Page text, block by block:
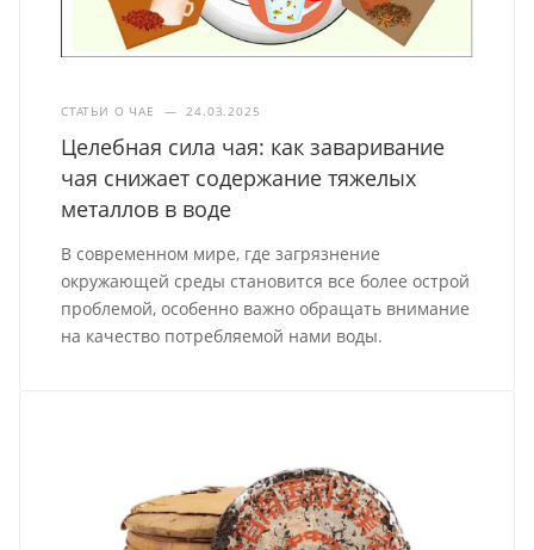
СТАТЬИ О ЧАЕ — 24.03.2025
Целебная сила чая: как заваривание
чая снижает содержание тяжелых
металлов в воде
В современном мире, где загрязнение
окружающей среды становится все более острой
проблемой, особенно важно обращать внимание
на качество потребляемой нами воды.